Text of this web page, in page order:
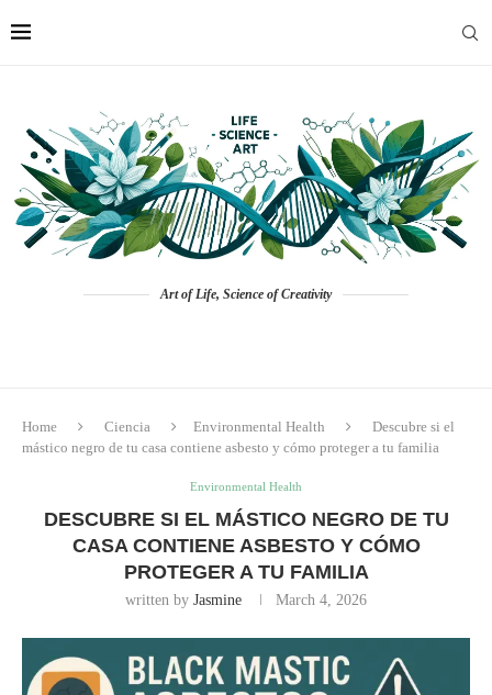
Art of Life, Science of Creativity
Home Ciencia Environmental Health
Descubre si el
mástico negro de tu casa contiene asbesto y cómo proteger a tu familia
Environmental Health
DESCUBRE SI EL MÁSTICO NEGRO DE TU
CASA CONTIENE ASBESTO Y CÓMO
PROTEGER A TU FAMILIA
written by Jasmine March 4, 2026